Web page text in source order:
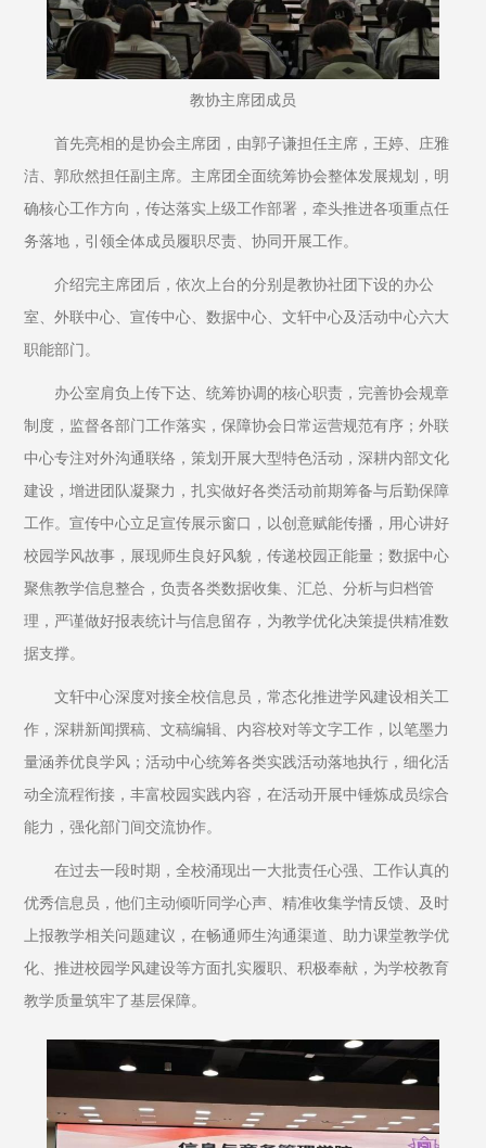
教协主席团成员
首先亮相的是协会主席团，由郭子谦担任主席，王婷、庄雅
洁、郭欣然担任副主席。主席团全面统筹协会整体发展规划，明
确核心工作方向，传达落实上级工作部署，牵头推进各项重点任
务落地，引领全体成员履职尽责、协同开展工作。
介绍完主席团后，依次上台的分别是教协社团下设的办公
室、外联中心、宣传中心、数据中心、文轩中心及活动中心六大
职能部门。
办公室肩负上传下达、统筹协调的核心职责，完善协会规章
制度，监督各部门工作落实，保障协会日常运营规范有序；外联
中心专注对外沟通联络，策划开展大型特色活动，深耕内部文化
建设，增进团队凝聚力，扎实做好各类活动前期筹备与后勤保障
工作。宣传中心立足宣传展示窗口，以创意赋能传播，用心讲好
校园学风故事，展现师生良好风貌，传递校园正能量；数据中心
聚焦教学信息整合，负责各类数据收集、汇总、分析与归档管
理，严谨做好报表统计与信息留存，为教学优化决策提供精准数
据支撑。
文轩中心深度对接全校信息员，常态化推进学风建设相关工
作，深耕新闻撰稿、文稿编辑、内容校对等文字工作，以笔墨力
量涵养优良学风；活动中心统筹各类实践活动落地执行，细化活
动全流程衔接，丰富校园实践内容，在活动开展中锤炼成员综合
能力，强化部门间交流协作。
在过去一段时期，全校涌现出一大批责任心强、工作认真的
优秀信息员，他们主动倾听同学心声、精准收集学情反馈、及时
上报教学相关问题建议，在畅通师生沟通渠道、助力课堂教学优
化、推进校园学风建设等方面扎实履职、积极奉献，为学校教育
教学质量筑牢了基层保障。